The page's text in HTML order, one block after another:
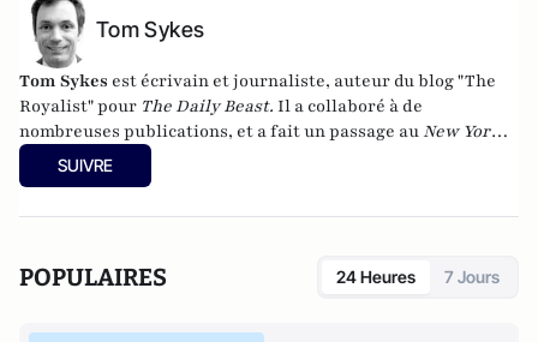
Tom Sykes
Tom Sykes est écrivain et journaliste, auteur du blog"The
Royalist"pour The Daily Beast. Il a collaboré à de
nombreuses publications, et a fait un passage au New York
Postcomme reporter nighlife et éditorialiste people.
écrit plusieurs livres, et a récemment aidé John Taylor de
SUIVRE
POPULAIRES 24 Heures 7 Jours